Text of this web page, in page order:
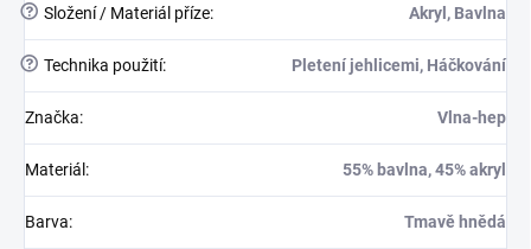
? Složení / Materiál příze: Akryl, Bavlna
? Technika použití: Pletení jehlicemi, Háčkování
Značka: Vlna-hep
Materiál : 55% bavlna, 45% akryl
Barva: Tmavě hnědá